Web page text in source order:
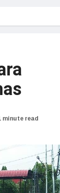
minute read